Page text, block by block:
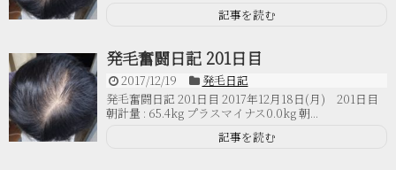
記事を読む
発毛奮闘日記 201日目
2017/12/19
発毛日記
発毛奮闘日記 201日目 2017年12月18日(月) 201日目
朝計量 : 65.4kg プラスマイナス0.0kg 朝...
記事を読む